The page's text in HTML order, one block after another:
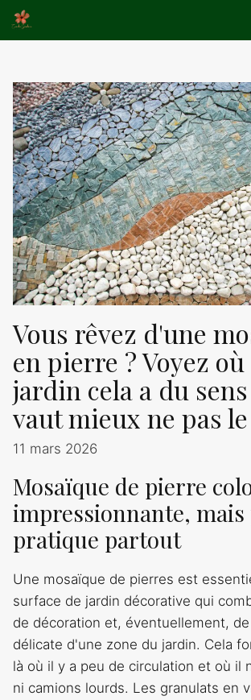
Aller
au
Vous rêvez d'une
en pierre ? Voyez
jardin cela a du
vaut mieux ne pas
11 mars 2026
Mosaïque de pierre
impressionnante, mais
pratique partout
Une mosaïque de pierres est
surface de jardin décorative qui
de décoration et, éventuellement,
délicate d'une zone du jardin. Cela
là où il y a peu de circulation et où il
ni camions lourds. Les granulats en